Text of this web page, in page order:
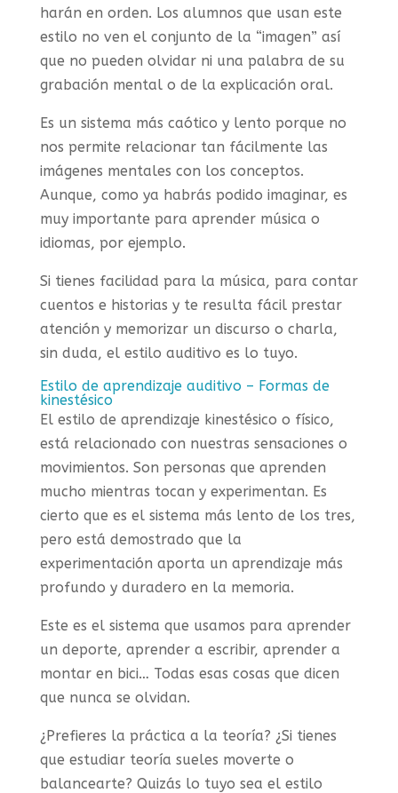
harán en orden. Los alumnos que usan este
estilo no ven el conjunto de la “imagen” así
que no pueden olvidar ni una palabra de su
grabación mental o de la explicación oral.
Es un sistema más caótico y lento porque no
nos permite relacionar tan fácilmente las
imágenes mentales con los conceptos.
Aunque, como ya habrás podido imaginar, es
muy importante para aprender música o
idiomas, por ejemplo.
Si tienes facilidad para la música, para contar
cuentos e historias y te resulta fácil prestar
atención y memorizar un discurso o charla,
sin duda, el estilo auditivo es lo tuyo.
Estilo de aprendizaje auditivo – Formas de
kinestésico
El estilo de aprendizaje kinestésico o físico,
está relacionado con nuestras sensaciones o
movimientos. Son personas que aprenden
mucho mientras tocan y experimentan. Es
cierto que es el sistema más lento de los tres,
pero está demostrado que la
experimentación aporta un aprendizaje más
profundo y duradero en la memoria.
Este es el sistema que usamos para aprender
un deporte, aprender a escribir, aprender a
montar en bici… Todas esas cosas que dicen
que nunca se olvidan.
¿Prefieres la práctica a la teoría? ¿Si tienes
que estudiar teoría sueles moverte o
balancearte? Quizás lo tuyo sea el estilo